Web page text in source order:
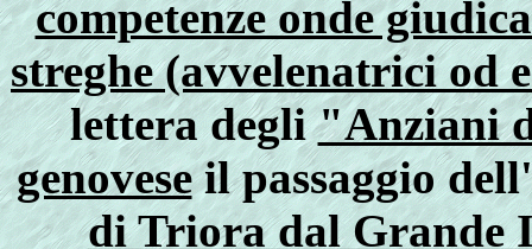
competenze onde
streghe (avvelenatrici od
lettera degli"Anziani
genoveseil passaggio dell'
di Triora dal Grande